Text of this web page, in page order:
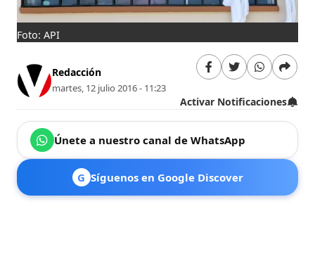
Foto: API
Redacción
martes, 12 julio 2016 - 11:23
Activar Notificaciones
Únete a nuestro canal de WhatsApp
G Síguenos en Google Discover